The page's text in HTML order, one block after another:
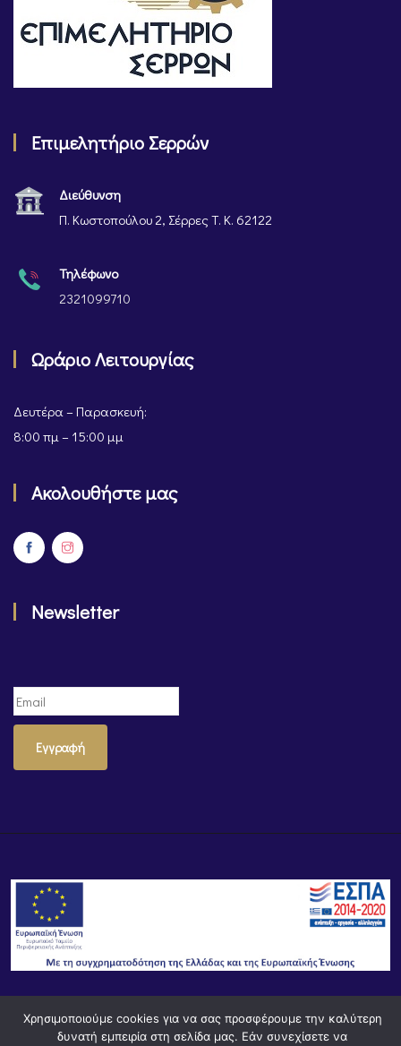
Επιμελητήριο Σερρών
Διεύθυνση
Π. Κωστοπούλου 2, Σέρρες Τ. Κ. 62122
Τηλέφωνο
2321099710
Ωράριο Λειτουργίας
Δευτέρα – Παρασκευή:
8:00 πμ – 15:00 μμ
Ακολουθήστε μας
Newsletter
Εγγραφή
© Powered byKnowledge AE
Χρησιμοποιούμε cookies για να σας προσφέρουμε την καλύτερη
δυνατή εμπειρία στη σελίδα μας. Εάν συνεχίσετε να